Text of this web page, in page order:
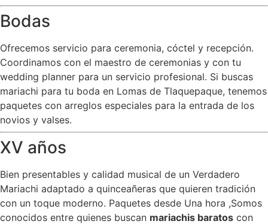
Bodas
Ofrecemos servicio para ceremonia, cóctel y recepción.
Coordinamos con el maestro de ceremonias y con tu
wedding planner para un servicio profesional. Si buscas
mariachi para tu boda en Lomas de Tlaquepaque, tenemos
paquetes con arreglos especiales para la entrada de los
novios y valses.
XV años
Bien presentables y calidad musical de un Verdadero
Mariachi adaptado a quinceañeras que quieren tradición
con un toque moderno. Paquetes desde Una hora ,Somos
conocidos entre quienes buscan mariachis baratos con